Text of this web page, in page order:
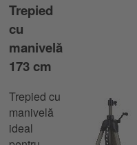
Trepied
cu
manivelă
173 cm
Trepied cu
manivelă
ideal